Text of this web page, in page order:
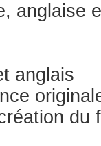
anglaise
anglais
du